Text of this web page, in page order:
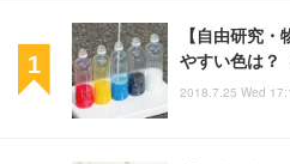
【自由研究
やすい色は？
2018.7.25 Wed